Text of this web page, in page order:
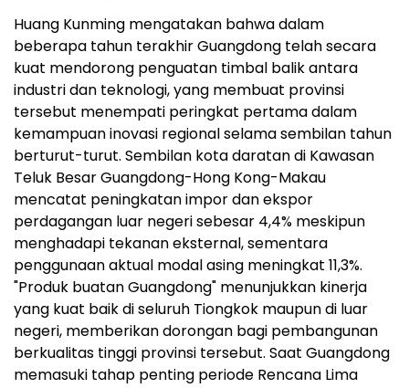
Huang Kunming mengatakan bahwa dalam
beberapa tahun terakhir Guangdong telah secara
kuat mendorong penguatan timbal balik antara
industri dan teknologi, yang membuat provinsi
tersebut menempati peringkat pertama dalam
kemampuan inovasi regional selama sembilan tahun
berturut-turut. Sembilan kota daratan di Kawasan
Teluk Besar Guangdong-Hong Kong-Makau
mencatat peningkatan impor dan ekspor
perdagangan luar negeri sebesar 4,4% meskipun
menghadapi tekanan eksternal, sementara
penggunaan aktual modal asing meningkat 11,3%.
"Produk buatan Guangdong" menunjukkan kinerja
yang kuat baik di seluruh Tiongkok maupun di luar
negeri, memberikan dorongan bagi pembangunan
berkualitas tinggi provinsi tersebut. Saat Guangdong
memasuki tahap penting periode Rencana Lima